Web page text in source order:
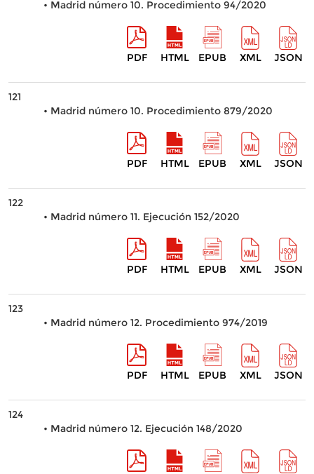
• Madrid número 10. Procedimiento 94/2020
PDF HTML EPUB XML JSON
121
• Madrid número 10. Procedimiento 879/2020
PDF HTML EPUB XML JSON
122
• Madrid número 11. Ejecución 152/2020
PDF HTML EPUB XML JSON
123
• Madrid número 12. Procedimiento 974/2019
PDF HTML EPUB XML JSON
124
• Madrid número 12. Ejecución 148/2020